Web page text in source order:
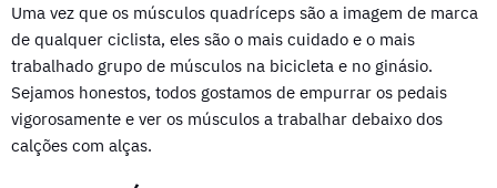
Uma vez que os músculos quadríceps são a imagem de marca
de qualquer ciclista, eles são o mais cuidado e o mais
trabalhado grupo de músculos na bicicleta e no ginásio.
Sejamos honestos, todos gostamos de empurrar os pedais
vigorosamente e ver os músculos a trabalhar debaixo dos
calções com alças.